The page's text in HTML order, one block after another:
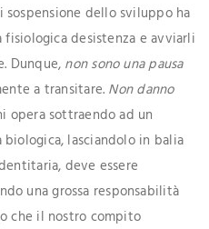
dello sviluppo ha
desistenza e avviarli
Dunque, non sono una pausa
a transitare. Non danno
opera sottraendo ad un
lasciandolo in balia
deve essere
una grossa responsabilità
che il nostro compito